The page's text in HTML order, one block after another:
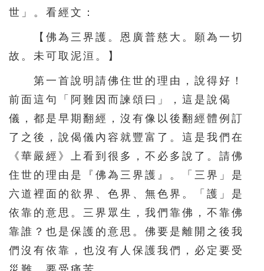
世」。看經文：
【佛為三界護。恩廣普慈大。願為一切
故。未可取泥洹。】
第一首說明請佛住世的理由，說得好！
前面這句「阿難因而諫頌曰」，這是說偈
儀，都是早期翻經，沒有像以後翻經體例訂
了之後，說偈儀內容就豐富了。這是我們在
《華嚴經》上看到很多，不必多說了。請佛
住世的理由是『佛為三界護』。「三界」是
六道裡面的欲界、色界、無色界。「護」是
依靠的意思。三界眾生，我們靠佛，不靠佛
靠誰？也是保護的意思。佛要是離開之後我
們沒有依靠，也沒有人保護我們，必定要受